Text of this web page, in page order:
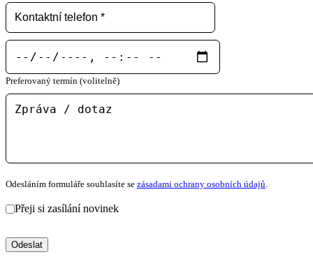
Preferovaný termín (volitelně)
Odesláním formuláře souhlasíte se zásadami ochrany osobních údajů.
Přeji si zasílání novinek
Odeslat